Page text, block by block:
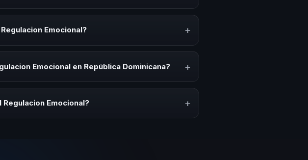
Emocional? +
Emocional en República Dominicana? +
Emocional? +